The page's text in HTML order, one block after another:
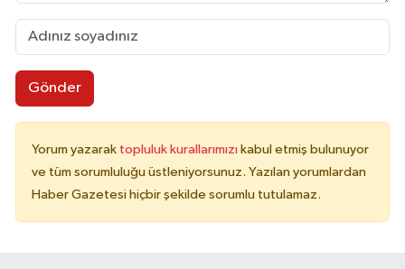
Gönder
Yorum yazarak topluluk kurallarımızı kabul etmiş bulunuyor
ve tüm sorumluluğu üstleniyorsunuz. Yazılan yorumlardan
Haber Gazetesi hiçbir şekilde sorumlu tutulamaz.